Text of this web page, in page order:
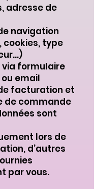
adresse de
navigation
cookies, type
via formulaire
email
facturation et
de commande
sont
lors de
d’autres
par vous.